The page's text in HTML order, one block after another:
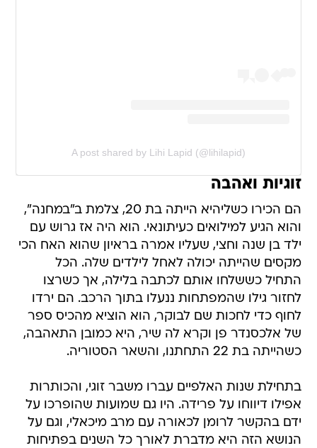
A post shared by Lihi Lapid (@lihilapid)
זוגיות ואהבה
הם הכירו כשליהיא הייתה בת 20, צלמת ב"במחנה",
והוא הגיע למילואים כעיתונאי. הוא היה אז גרוש עם
ילד בן שנה וחצי, שעליו אמרה בראיון שהוא האח הכי
מקסים שהייתה יכולה לאחל לילדים שלה. הכל
התחיל כששלחו אותם לכתבה בלילה, אך כשרצו
לחזור גילו שהמפתחות ננעלו בתוך הרכב. הם ירדו
לחוף כדי לחכות שם לבוקר, הוא הוציא מהכיס ספר
של אלכסנדר פן וקרא לה שיר, היא כמובן התאהבה,
כשהייתה בת 22 התחתנו, והשאר הסטוריה.
בתחילת שנות האלפיים עברו משבר זוגי, והכותרות
אפילו דיווחו על פרידה. היו גם שמועות שהופרכו על
ידם בהקשר לרומן לכאורה עם מרב מיכאלי, וגם על
הנושא הזה היא מדברת לאורך כל השנים בפתיחות